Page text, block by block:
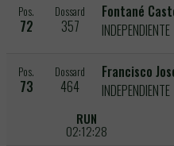
Pos.
72
Dossard
357
Fontané
INDEPENDIENTE
Pos.
73
Dossard
464
Francisco
INDEPENDIENTE
RUN
02:12:28